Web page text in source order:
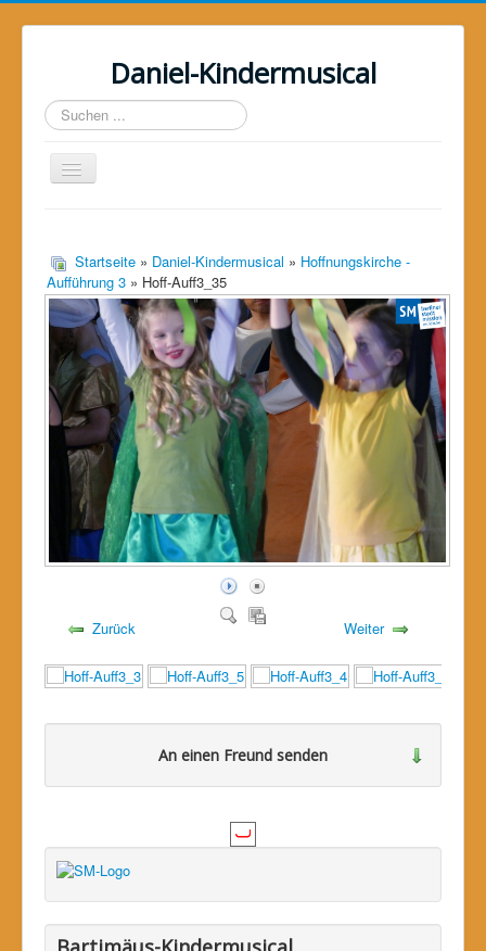
Daniel-Kindermusical
Suchen
...
Toggle
Navigation
Über uns
Das Musical
Das Projekt
Galerie
Unterstützer
Kontakt
Startseite » Daniel-Kindermusical » Hoffnungskirche -
Aufführung 3 » Hoff-Auff3_35
Zurück Weiter
An einen Freund senden
Bitte loggen Sie sich zuerst ein...